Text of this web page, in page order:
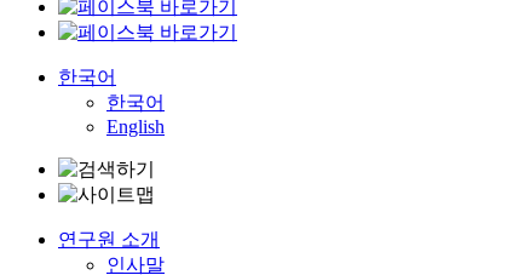
한국어
한국어
English
연구원 소개
인사말